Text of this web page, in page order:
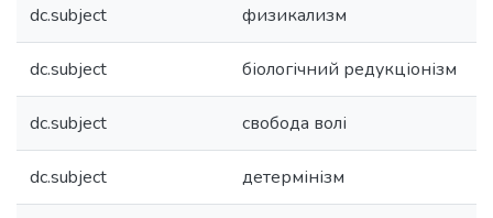
dc.subject физикализм
dc.subject біологічний редукціонізм
dc.subject свобода волі
dc.subject детермінізм